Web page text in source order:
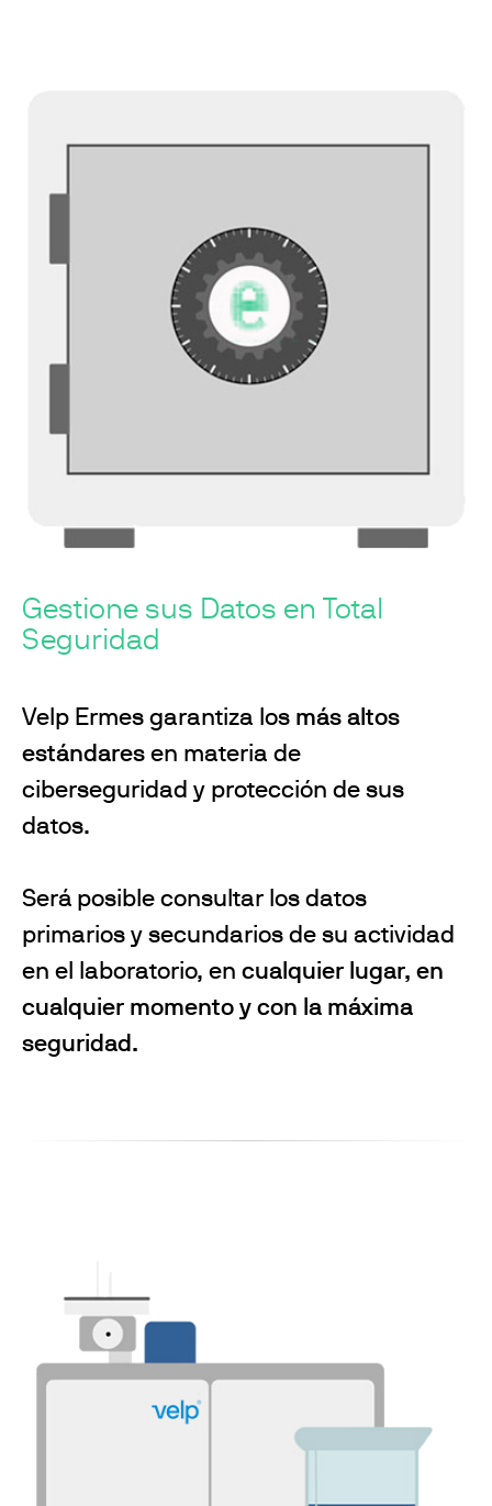
Gestione sus Datos en Total
Seguridad
Velp Ermes garantiza los más altos
estándares en materia de
ciberseguridad y protección de sus
datos.
Será posible consultar los datos
primarios y secundarios de su actividad
en el laboratorio, en cualquier lugar, en
cualquier momento y con la máxima
seguridad.